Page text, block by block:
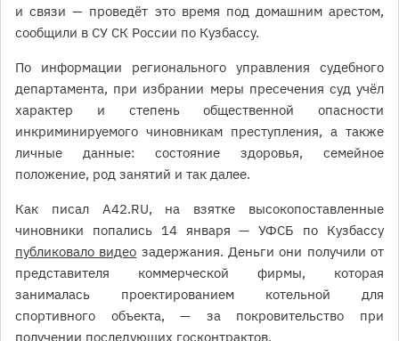
и связи — проведёт это время под домашним арестом,
сообщили в СУ СК России по Кузбассу.
По информации регионального управления судебного
департамента, при избрании меры пресечения суд учёл
характер и степень общественной опасности
инкриминируемого чиновникам преступления, а также
личные данные: состояние здоровья, семейное
положение, род занятий и так далее.
Как писал A42.RU, на взятке высокопоставленные
чиновники попались 14 января — УФСБ по Кузбассу
публиковало видео задержания. Деньги они получили от
представителя коммерческой фирмы, которая
занималась проектированием котельной для
спортивного объекта, — за покровительство при
получении последующих госконтрактов.